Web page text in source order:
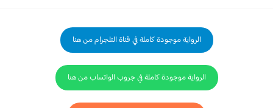
الرواية موجودة كاملة في قناة التلجرام من هنا
الرواية موجودة كاملة في جروب الواتساب من هنا